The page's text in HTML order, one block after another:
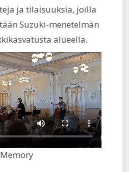
ja tilaisuuksia, joilla
Suzuki-menetelmän
alueella.